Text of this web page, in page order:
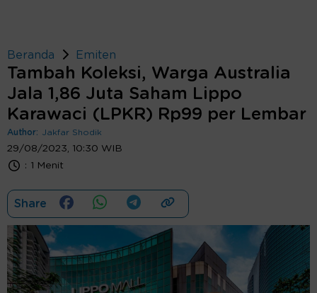
Beranda Emiten
Tambah Koleksi, Warga Australia
Jala 1,86 Juta Saham Lippo
Karawaci (LPKR) Rp99 per Lembar
Author: Jakfar Shodik
29/08/2023, 10:30 WIB
: 1 Menit
Share